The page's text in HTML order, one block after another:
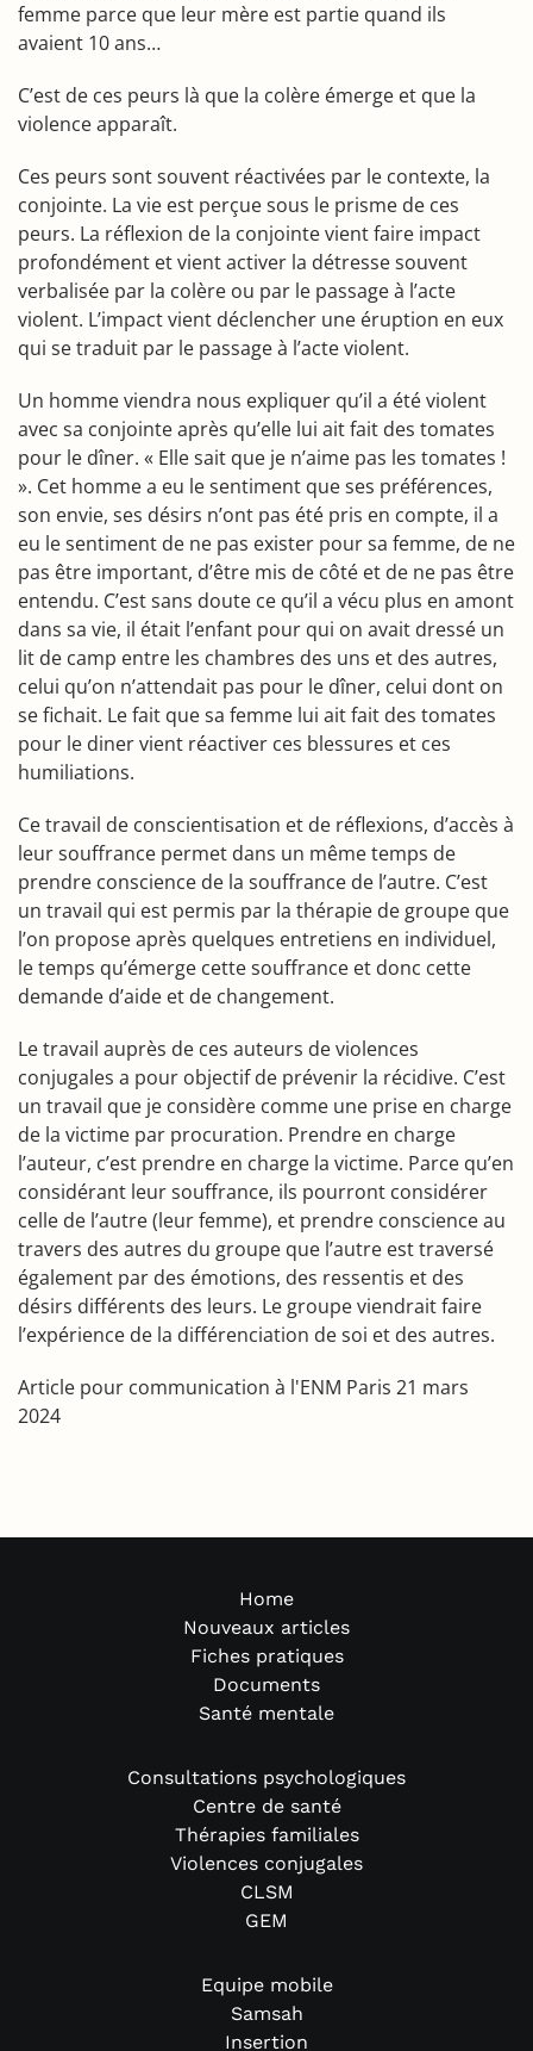
femme parce que leur mère est partie quand ils
avaient 10 ans…
C’est de ces peurs là que la colère émerge et que la
violence apparaît.
Ces peurs sont souvent réactivées par le contexte, la
conjointe. La vie est perçue sous le prisme de ces
peurs. La réflexion de la conjointe vient faire impact
profondément et vient activer la détresse souvent
verbalisée par la colère ou par le passage à l’acte
violent. L’impact vient déclencher une éruption en eux
qui se traduit par le passage à l’acte violent.
Un homme viendra nous expliquer qu’il a été violent
avec sa conjointe après qu’elle lui ait fait des tomates
pour le dîner. « Elle sait que je n’aime pas les tomates !
». Cet homme a eu le sentiment que ses préférences,
son envie, ses désirs n’ont pas été pris en compte, il a
eu le sentiment de ne pas exister pour sa femme, de ne
pas être important, d’être mis de côté et de ne pas être
entendu. C’est sans doute ce qu’il a vécu plus en amont
dans sa vie, il était l’enfant pour qui on avait dressé un
lit de camp entre les chambres des uns et des autres,
celui qu’on n’attendait pas pour le dîner, celui dont on
se fichait. Le fait que sa femme lui ait fait des tomates
pour le diner vient réactiver ces blessures et ces
humiliations.
Ce travail de conscientisation et de réflexions, d’accès à
leur souffrance permet dans un même temps de
prendre conscience de la souffrance de l’autre. C’est
un travail qui est permis par la thérapie de groupe que
l’on propose après quelques entretiens en individuel,
le temps qu’émerge cette souffrance et donc cette
demande d’aide et de changement.
Le travail auprès de ces auteurs de violences
conjugales a pour objectif de prévenir la récidive. C’est
un travail que je considère comme une prise en charge
de la victime par procuration. Prendre en charge
l’auteur, c’est prendre en charge la victime. Parce qu’en
considérant leur souffrance, ils pourront considérer
celle de l’autre (leur femme), et prendre conscience au
travers des autres du groupe que l’autre est traversé
également par des émotions, des ressentis et des
désirs différents des leurs. Le groupe viendrait faire
l’expérience de la différenciation de soi et des autres.
Article pour communication à l'ENM Paris 21 mars
2024
Home
Nouveaux articles
Fiches pratiques
Documents
Santé mentale
Consultations psychologiques
Centre de santé
Thérapies familiales
Violences conjugales
CLSM
GEM
Equipe mobile
Samsah
Insertion